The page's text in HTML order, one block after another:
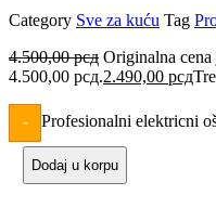
Category Sve za kuću Tag
4.500,00рсд Originalna cena
4.500,00 рсд.2.490,00 рсд
- Profesionalni elektricni
Dodaj u korpu